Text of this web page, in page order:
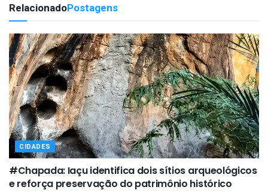
RelacionadoPostagens
CIDADES
#Chapada: Iaçu identifica dois sítios arqueológicos
e reforça preservação do patrimônio histórico